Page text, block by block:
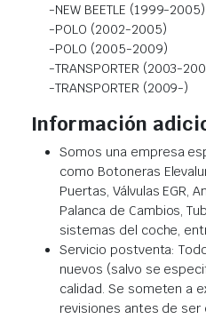
-NEW BEETLE (1999-2005)
-POLO (2002-2005)
-POLO (2005-2009)
-TRANSPORTER (2003-
-TRANSPORTER (2009-)
Información
Somos una empresa
como Botoneras
Puertas, Válvulas EGR,
Palanca de Cambios,
sistemas del coche,
Servicio postventa:
nuevos (salvo se
calidad. Se someten a
revisiones antes de ser